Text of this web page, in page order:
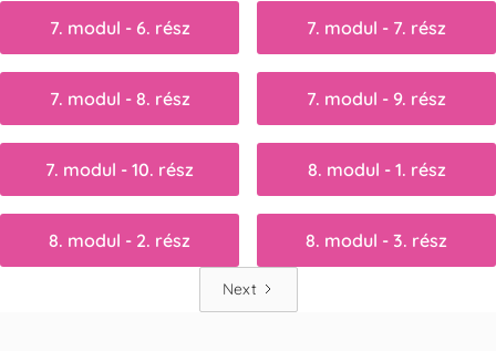
7. modul - 6. rész 7. modul - 7. rész
7. modul - 8. rész 7. modul - 9. rész
7. modul - 10. rész 8. modul - 1. rész
8. modul - 2. rész 8. modul - 3. rész
Next